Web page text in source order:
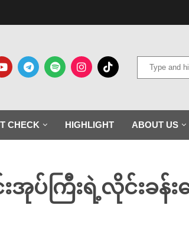
CHECK HIGHLIGHT ABOUT US
းအုပ်ကြီးရဲ့လိုင်းခန်